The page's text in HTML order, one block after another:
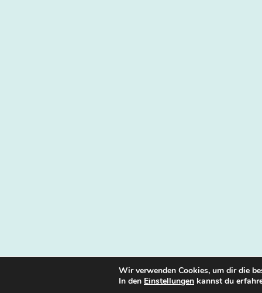
Wir verwenden Cookies, um dir die
In den Einstellungen kannst du